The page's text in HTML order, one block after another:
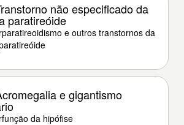
não especificado da
paratireóide
e outros transtornos da
e gigantismo
da hipófise